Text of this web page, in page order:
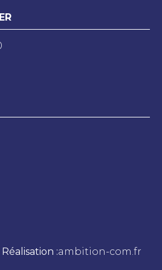
Réalisation :ambition-com.fr